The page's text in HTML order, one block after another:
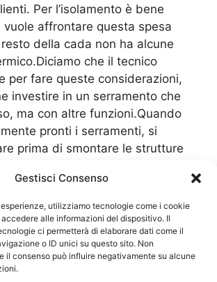
Gestisci Consenso
utilizziamo tecnologie come i cookie
alle informazioni del dispositivo. Il
ci permetterà di elaborare dati come il
o ID unici su questo sito. Non
il consenso può influire negativamente su alcune
Per l’isolamento è bene
vuole affrontare questa spesa
della cada non ha alcune
che il tecnico
per fare queste considerazioni,
investire in un serramento che
ma con altre funzioni.Quando
pronti i serramenti, si
prima di smontare le strutture
vedere se ci sono dei problemi
le strutture o il materiale.
primi errori che purtroppo viene
egual misura, sia dai privati che
che sono nuovi sul mercato,
di smontare tutte le strutture. i